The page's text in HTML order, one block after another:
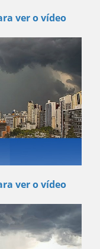
ver o vídeo
ver o vídeo